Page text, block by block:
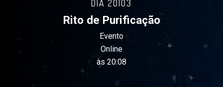
DIA 20|03
Rito de Purificação
Evento
Online
às 20:08